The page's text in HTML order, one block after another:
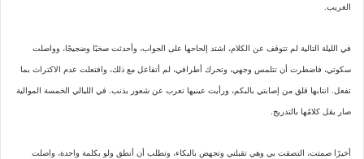
الغريب.
في الليلة التالية لم تتوقف عن الكلام، اشتد إلحاحها على الجواب، وأحدثت صخبًا وضجيجًا، وواصلت
سكوتي، فاضطرت أن تتلمس وجهي، وتحرك أطرافي، لم أتفاعل مع ذلك، وافتعلت عدم الاكتراث بما
تفعل. انتابها قلق من إصابتي بالبكم، ورأيت عينيها تعرب عن شعور بذنب. في الليالي الخمسة الموالية
صار يقل كلامُها بالتدريج.
أخيرًا صمتت، التصقت بي وهي تقبلني وتجهض بالبكاء، وتطلب أن أنطق ولو بكلمة واحدة، واصلت